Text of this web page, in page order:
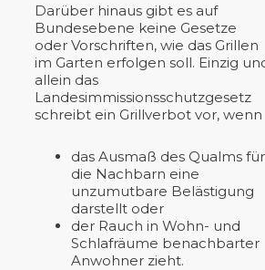
Darüber hinaus gibt es auf
Bundesebene keine Gesetze
oder Vorschriften, wie das Grillen
im Garten erfolgen soll. Einzig
allein das
Landesimmissionsschutzgesetz
schreibt ein Grillverbot vor, wenn
das Ausmaß des Qualms für
die Nachbarn eine
unzumutbare Belästigung
darstellt oder
der Rauch in Wohn- und
Schlafräume benachbarter
Anwohner zieht.